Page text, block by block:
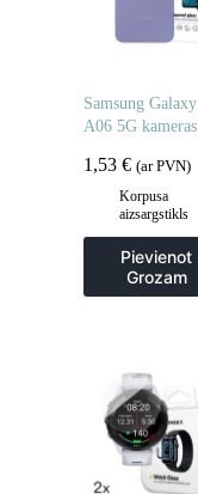
Samsung Galaxy
A06 5G kameras
– 2 gab.
1,53 € (ar PVN)
Korpusa
aizsargstikls
Pievienot
Grozam